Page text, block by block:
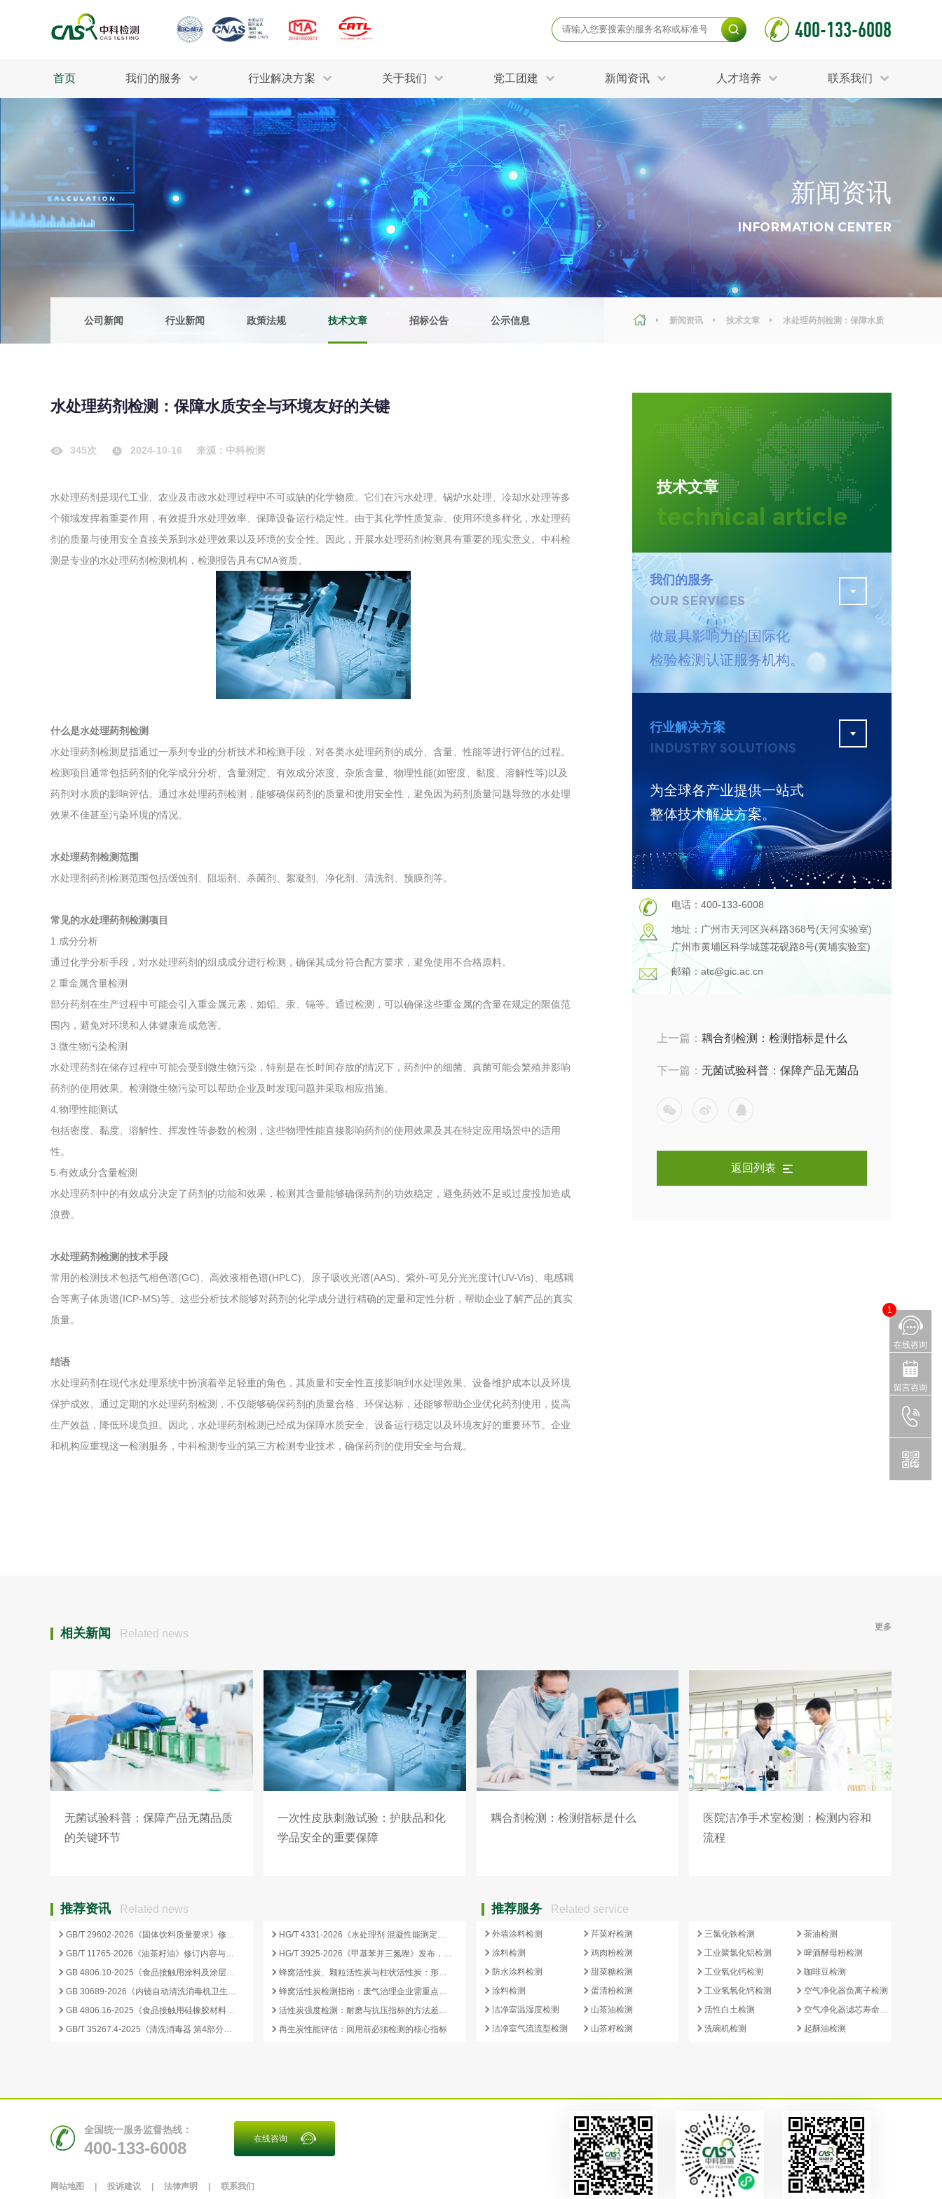
400-133-6008
首页 我们的服务 行业解决方案 关于我们 党工团建 新闻资讯 人才培养 联系我们
生态环保
工业材料
美妆消毒
石油化工
轻工产品
制药医疗
建筑材料
农副产品
专项服务
综合检测
检测服务
污水检测 三废监测 电磁辐射检测 声环境与振动检测
废气检测 二噁英检测 土壤检测
评估调查
耕地质量评价 矿山资源调查 危险废物鉴别 危废鉴定
场地调查 环境风险评估 农用地土壤调查 更多
清洁生产审核 更多
测绘测量
地理信息系统 不动产测绘 轨道交通变形监测
环保工程
VOCs废气治理 固废处理工程
综合利用工程 更多
在线咨询
行业解决方案
INDUSTRY SOLUTIONS
为全球各产业提供一站式
整体技术解决方案。
产品质量鉴定
固废危废鉴定
土壤场地调查
生态环境检测
消毒检测备案
空气净化检测
公共卫生检测
病毒杀灭试验
防护产品检测
成分分析化验
有毒有害检测
运动场地检测
涉水产品检测
放射卫生检测
食品安全检测
洁净度检测
化妆品检测
水资源检测
毒理检测
光伏检测
新闻资讯
INFORMATION CENTER
公司新闻 行业新闻 政策法规 技术文章 招标公告 公示信息 新闻资讯 技术文章 水处理药剂检测：保障水质
水处理药剂检测：保障水质安全与环境友好的关键
345次 2024-10-16 来源：中科检测
水处理药剂是现代工业、农业及市政水处理过程中不可或缺的化学物质。它们在污水处理、锅炉水处理、冷却水处理等多
个领域发挥着重要作用，有效提升水处理效率、保障设备运行稳定性。由于其化学性质复杂、使用环境多样化，水处理药
剂的质量与使用安全直接关系到水处理效果以及环境的安全性。因此，开展水处理药剂检测具有重要的现实意义。中科检
测是专业的水处理药剂检测机构，检测报告具有CMA资质。
什么是水处理药剂检测
水处理药剂检测是指通过一系列专业的分析技术和检测手段，对各类水处理药剂的成分、含量、性能等进行评估的过程。
检测项目通常包括药剂的化学成分分析、含量测定、有效成分浓度、杂质含量、物理性能(如密度、黏度、溶解性等)以及
药剂对水质的影响评估。通过水处理药剂检测，能够确保药剂的质量和使用安全性，避免因为药剂质量问题导致的水处理
效果不佳甚至污染环境的情况。
水处理药剂检测范围
水处理剂药剂检测范围包括缓蚀剂、阻垢剂、杀菌剂、絮凝剂、净化剂、清洗剂、预膜剂等。
常见的水处理药剂检测项目
1.成分分析
通过化学分析手段，对水处理药剂的组成成分进行检测，确保其成分符合配方要求，避免使用不合格原料。
2.重金属含量检测
部分药剂在生产过程中可能会引入重金属元素，如铅、汞、镉等。通过检测，可以确保这些重金属的含量在规定的限值范
围内，避免对环境和人体健康造成危害。
3.微生物污染检测
水处理药剂在储存过程中可能会受到微生物污染，特别是在长时间存放的情况下，药剂中的细菌、真菌可能会繁殖并影响
药剂的使用效果。检测微生物污染可以帮助企业及时发现问题并采取相应措施。
4.物理性能测试
包括密度、黏度、溶解性、挥发性等参数的检测，这些物理性能直接影响药剂的使用效果及其在特定应用场景中的适用
性。
5.有效成分含量检测
水处理药剂中的有效成分决定了药剂的功能和效果，检测其含量能够确保药剂的功效稳定，避免药效不足或过度投加造成
浪费。
水处理药剂检测的技术手段
常用的检测技术包括气相色谱(GC)、高效液相色谱(HPLC)、原子吸收光谱(AAS)、紫外-可见分光光度计(UV-Vis)、电感耦
合等离子体质谱(ICP-MS)等。这些分析技术能够对药剂的化学成分进行精确的定量和定性分析，帮助企业了解产品的真实
质量。
结语
水处理药剂在现代水处理系统中扮演着举足轻重的角色，其质量和安全性直接影响到水处理效果、设备维护成本以及环境
保护成效。通过定期的水处理药剂检测，不仅能够确保药剂的质量合格、环保达标，还能够帮助企业优化药剂使用，提高
生产效益，降低环境负担。因此，水处理药剂检测已经成为保障水质安全、设备运行稳定以及环境友好的重要环节。企业
和机构应重视这一检测服务，中科检测专业的第三方检测专业技术，确保药剂的使用安全与合规。
技术文章
technical article
我们的服务
OUR SERVICES
做最具影响力的国际化
检验检测认证服务机构。
行业解决方案
INDUSTRY SOLUTIONS
为全球各产业提供一站式
整体技术解决方案。
电话：400-133-6008
地址：广州市天河区兴科路368号(天河实验室)
广州市黄埔区科学城莲花砚路8号(黄埔实验室)
邮箱：atc@gic.ac.cn
上一篇： 耦合剂检测：检测指标是什么
下一篇： 无菌试验科普：保障产品无菌品
质的关键环节
返回列表
相关新闻 Related news
更多
无菌试验科普：保障产品无菌品质
的关键环节
一次性皮肤刺激试验：护肤品和化
学品安全的重要保障
耦合剂检测：检测指标是什么
医院洁净手术室检测：检测内容和
流程
推荐资讯 Related news 推荐服务 Related service
GB/T 29602-2026《固体饮料质量要求》修订要点与企业合规应对
GB/T 11765-2026《油茶籽油》修订内容与产业影响分析
GB 4806.10-2025《食品接触用涂料及涂层》标准核心变化解析
GB 30689-2026《内镜自动清洗消毒机卫生要求》解读与检测合规要点
GB 4806.16-2025《食品接触用硅橡胶材料及制品》标准解析
GB/T 35267.4-2025《清洗消毒器 第4部分：内镜清洗消毒器》标准解读与检测项目清单
HG/T 4331-2026《水处理剂 混凝性能测定方法》发布，2026 年 12 月 1 日起实施
HG/T 3925-2026《甲基苯并三氮唑》发布，2026 年 12 月 1 日起实施
蜂窝活性炭、颗粒活性炭与柱状活性炭：形态差异与检测重点对照
蜂窝活性炭检测指南：废气治理企业需重点关注的5项核心指标
活性炭强度检测：耐磨与抗压指标的方法差异及验收意义
再生炭性能评估：回用前必须检测的核心指标
外墙涂料检测
涂料检测
防水涂料检测
涂料检测
洁净室温湿度检测
洁净室气流流型检测
芹菜籽检测
鸡肉粉检测
甜菜糖检测
蛋清粉检测
山茶油检测
山茶籽检测
三氯化铁检测
工业聚氯化铝检测
工业氧化钙检测
工业氢氧化钙检测
活性白土检测
洗碗机检测
茶油检测
啤酒酵母粉检测
咖啡豆检测
空气净化器负离子检测
空气净化器滤芯寿命检测
起酥油检测
全国统一服务监督热线：
400-133-6008 在线咨询
网站地图 投诉建议 法律声明 联系我们
在线咨询
1
留言咨询